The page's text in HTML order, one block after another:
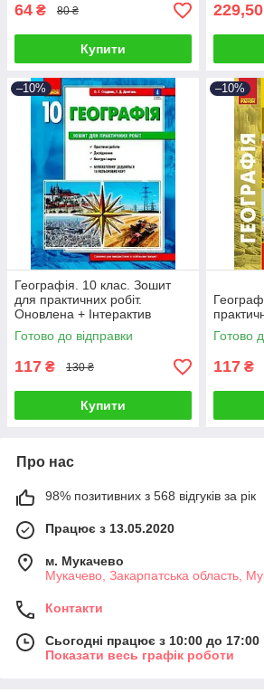
64 ₴ 80 ₴
Купити
229,50
–10%
Географія. 10 клас. Зошит
для практичних робіт.
Оновлена + Інтерактив
Стадник О.
Готово до відправки
117 ₴ 130 ₴
Купити
–10%
Готово
117 ₴
Про нас
98% позитивних з 568 відгуків за рік
Працює з 13.05.2020
м. Мукачево
Мукачево, Закарпатська область,
Контакти
Сьогодні працює з 10:00 до 17:00
Показати весь графік роботи